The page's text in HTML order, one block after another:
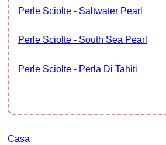
Perle Sciolte - Saltwater Pearl
Perle Sciolte - South Sea Pearl
Perle Sciolte - Perla Di Tahiti
Casa